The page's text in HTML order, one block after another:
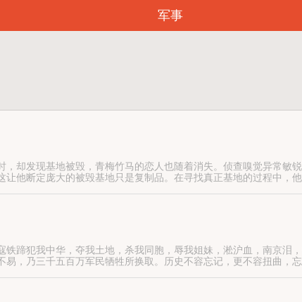
军事
却发现基地被毁，青梅竹马的恋人也随着消失。侦查嗅觉异常敏
他断定庞大的被毁基地只是复制品。在寻找真正基地的过程中，
蹄犯我中华，夺我土地，杀我同胞，辱我姐妹，淞沪血，南京
，乃三千五百万军民牺牲所换取。历史不容忘记，更不容扭曲，